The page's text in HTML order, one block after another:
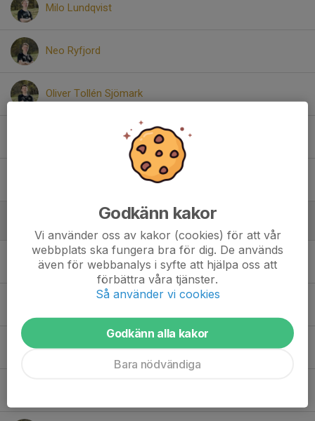
Milo Lundqvist
Neo Ryfjord
Oliver Tollén Sjömark
Oscar Westerdahl
Adrian Persson
Benjamin Iskender
Godkänn kakor
Vi använder oss av kakor (cookies) för att vår
webbplats ska fungera bra för dig. De används
även för webbanalys i syfte att hjälpa oss att
förbättra våra tjänster.
Så använder vi cookies
Godkänn alla kakor
Bara nödvändiga